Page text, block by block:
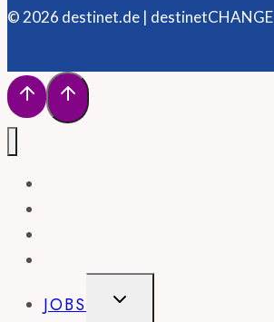
© 2026 destinet.de | destinetCHANGE
JOBS
UNTERMENÜ